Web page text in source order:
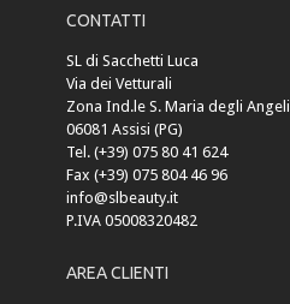
CONTATTI
SL di Sacchetti Luca
Via dei Vetturali
Zona Ind.le S. Maria degli Angeli
06081 Assisi (PG)
Tel. (+39) 075 80 41 624
Fax (+39) 075 804 46 96
info@slbeauty.it
P.IVA 05008320482
AREA CLIENTI